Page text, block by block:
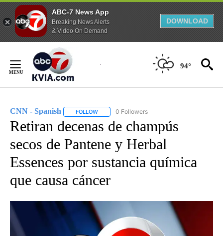
ABC-7 News App
Breaking News Alerts
& Video On Demand
DOWNLOAD
Content
94°
CNN - Spanish FOLLOW FOLLOW "CNN - SPANISH" TO RECEIVE
0 Followers
Retiran decenas de champús
secos de Pantene y Herbal
Essences por sustancia química
que causa cáncer